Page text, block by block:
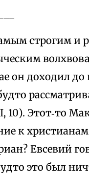
строгим
он доходил
10). Этот‑то
к
Евсевий
это был